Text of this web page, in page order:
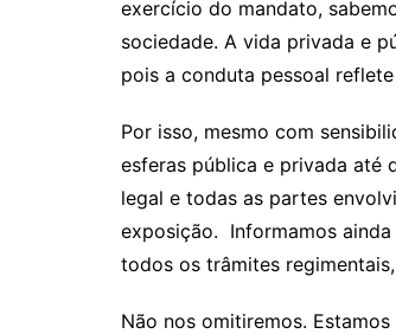
exercício do mandato,
sociedade. A vida privada e
pois a conduta pessoal
Por isso, mesmo com
esferas pública e privada até
legal e todas as partes
exposição. Informamos
todos os trâmites
Não nos omitiremos.